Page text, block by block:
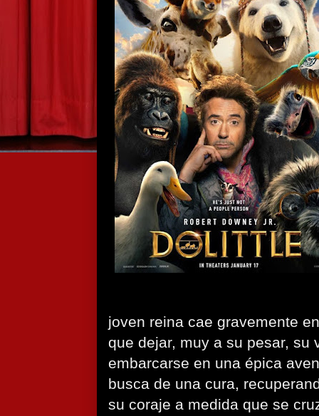
joven reina cae gravemente
que dejar, muy a su pesar, su
embarcarse en una épica
busca de una cura,
su coraje a medida que se